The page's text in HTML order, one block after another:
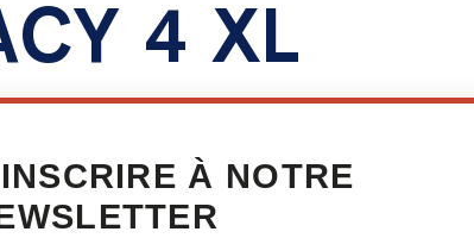
4 XL
À NOTRE